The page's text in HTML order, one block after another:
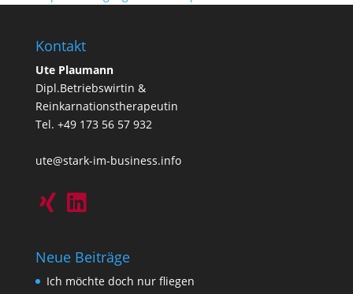
Kontakt
Ute Plaumann
Dipl.Betriebswirtin &
Reinkarnationstherapeutin
Tel. +49 173 56 57 932
ute@stark-im-business.info
Neue Beiträge
Ich möchte doch nur fliegen